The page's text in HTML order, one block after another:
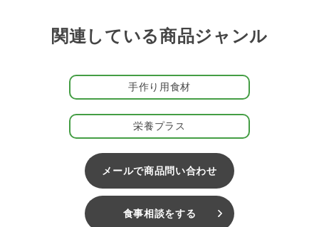
・シニア犬になって食が細くなった
・手づくり食の栄養補給
自然派おやつを展開するブランド・DOG TREE（ドッグツリ
DOG TREE（ドッグツリー）は、1997年より愛犬・愛猫の健康
を一番に考え、安心して我が子に与えられる美味しいおやつやご
はんを作り続けている、自然派ブランドです。産地や鮮度にこだ
ています。大切な家族の健康と笑顔を守るために、徹底した商品
の品質と安全性にこだわり続けているブランドです。
関連している商品ジャンル
手作り用食材
栄養プラス
メールで商品問い合わせ
食事相談をする